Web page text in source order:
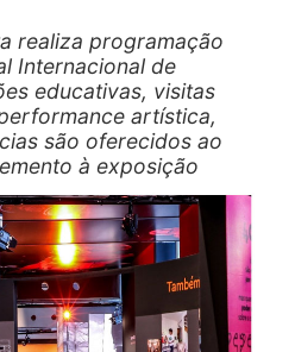
realiza programação
Internacional de
educativas, visitas
artística,
são oferecidos ao
à exposição